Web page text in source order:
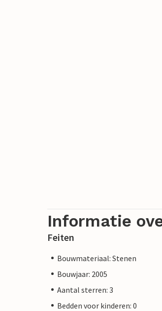
Informatie
Feiten
Bouwmateriaal: Stenen
Bouwjaar: 2005
Aantal sterren: 3
Bedden voor kinderen: 0